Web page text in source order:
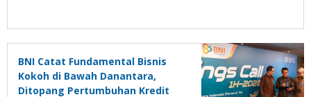
BNI Catat Fundamental Bisnis
Kokoh di Bawah Danantara,
Ditopang Pertumbuhan Kredit